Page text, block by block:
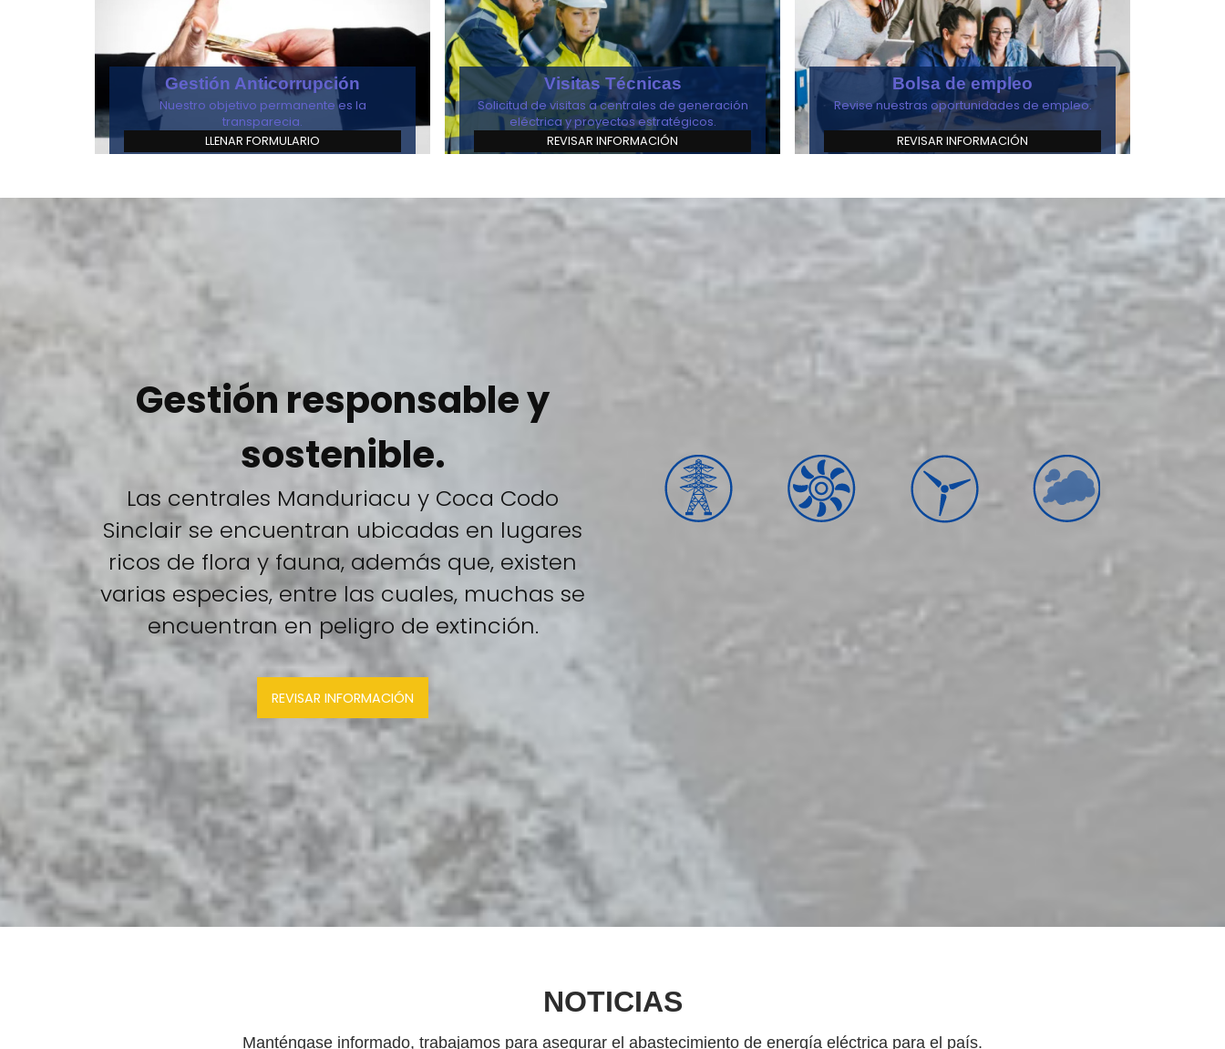
Gestión Anticorrupción
Nuestro objetivo permanente es la
transparecia.
LLENAR FORMULARIO
Visitas Técnicas
Solicitud de visitas a centrales de generación
eléctrica y proyectos estratégicos.
REVISAR INFORMACIÓN
Bolsa de empleo
Revise nuestras oportunidades de empleo.
REVISAR INFORMACIÓN
Gestión responsable y
sostenible.
Las centrales Manduriacu y Coca Codo
Sinclair se encuentran ubicadas en lugares
ricos de flora y fauna, además que, existen
varias especies, entre las cuales, muchas se
encuentran en peligro de extinción.
REVISAR INFORMACIÓN
NOTICIAS
Manténgase informado, trabajamos para asegurar el abastecimiento de energía eléctrica para el país.